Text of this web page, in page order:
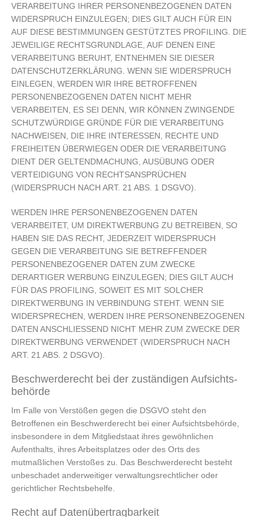
VERARBEITUNG IHRER PERSONENBEZOGENEN DATEN
WIDERSPRUCH EINZULEGEN; DIES GILT AUCH FÜR EIN
AUF DIESE BESTIMMUNGEN GESTÜTZTES PROFILING. DIE
JEWEILIGE RECHTSGRUNDLAGE, AUF DENEN EINE
VERARBEITUNG BERUHT, ENTNEHMEN SIE DIESER
DATENSCHUTZERKLÄRUNG. WENN SIE WIDERSPRUCH
EINLEGEN, WERDEN WIR IHRE BETROFFENEN
PERSONENBEZOGENEN DATEN NICHT MEHR
VERARBEITEN, ES SEI DENN, WIR KÖNNEN ZWINGENDE
SCHUTZWÜRDIGE GRÜNDE FÜR DIE VERARBEITUNG
NACHWEISEN, DIE IHRE INTERESSEN, RECHTE UND
FREIHEITEN ÜBERWIEGEN ODER DIE VERARBEITUNG
DIENT DER GELTENDMACHUNG, AUSÜBUNG ODER
VERTEIDIGUNG VON RECHTSANSPRÜCHEN
(WIDERSPRUCH NACH ART. 21 ABS. 1 DSGVO).
WERDEN IHRE PERSONENBEZOGENEN DATEN
VERARBEITET, UM DIREKTWERBUNG ZU BETREIBEN, SO
HABEN SIE DAS RECHT, JEDERZEIT WIDERSPRUCH
GEGEN DIE VERARBEITUNG SIE BETREFFENDER
PERSONENBEZOGENER DATEN ZUM ZWECKE
DERARTIGER WERBUNG EINZULEGEN; DIES GILT AUCH
FÜR DAS PROFILING, SOWEIT ES MIT SOLCHER
DIREKTWERBUNG IN VERBINDUNG STEHT. WENN SIE
WIDERSPRECHEN, WERDEN IHRE PERSONENBEZOGENEN
DATEN ANSCHLIESSEND NICHT MEHR ZUM ZWECKE DER
DIREKTWERBUNG VERWENDET (WIDERSPRUCH NACH
ART. 21 ABS. 2 DSGVO).
Beschwerde­recht bei der zuständigen Aufsichts­
behörde
Im Falle von Verstößen gegen die DSGVO steht den
Betroffenen ein Beschwerderecht bei einer Aufsichtsbehörde,
insbesondere in dem Mitgliedstaat ihres gewöhnlichen
Aufenthalts, ihres Arbeitsplatzes oder des Orts des
mutmaßlichen Verstoßes zu. Das Beschwerderecht besteht
unbeschadet anderweitiger verwaltungsrechtlicher oder
gerichtlicher Rechtsbehelfe.
Recht auf Daten­übertrag­barkeit